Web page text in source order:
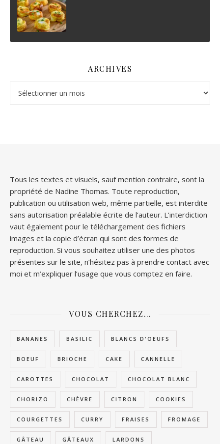
ARCHIVES
Tous les textes et visuels, sauf mention contraire, sont la
propriété de Nadine Thomas. Toute reproduction,
publication ou utilisation web, même partielle, est interdite
sans autorisation préalable écrite de l’auteur. L’interdiction
vaut également pour le téléchargement des fichiers
images et la copie d’écran qui sont des formes de
reproduction. Si vous souhaitez utiliser une des photos
présentes sur le site, n’hésitez pas à prendre contact avec
moi et m’expliquer l’usage que vous comptez en faire.
VOUS CHERCHEZ…
BANANES BASILIC BLANCS D'OEUFS
BOEUF BRIOCHE CAKE CANNELLE
CAROTTES CHOCOLAT CHOCOLAT BLANC
CHORIZO CHÈVRE CITRON COOKIES
COURGETTES CURRY FRAISES FROMAGE
GÂTEAU GÂTEAUX LARDONS